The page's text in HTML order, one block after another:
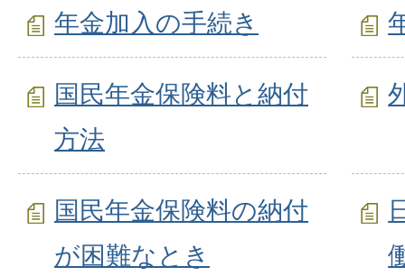
年金加入の手続き
国民年金保険料と納付
方法
国民年金保険料の納付
が困難なとき